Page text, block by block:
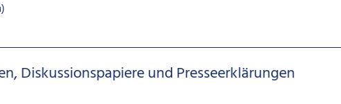
Diskussionspapiere und Presseerklärungen